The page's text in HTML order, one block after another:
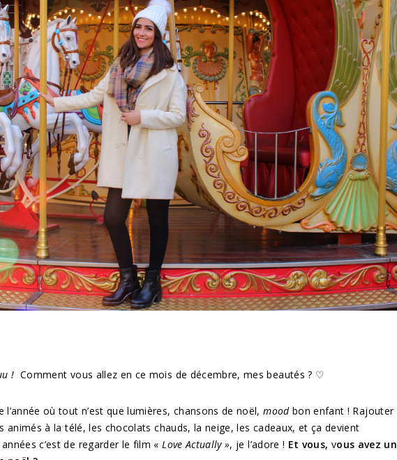
! Comment vous allez en ce mois de décembre, mes beautés ? ♡
où tout n’est que lumières, chansons de noël,moodbon enfant ! Rajouter
animés à la télé, les chocolats chauds, la neige, les cadeaux, et ça devient
c’est de regarder le film « Love Actually », je l’adore ! Et vous, vous avez un